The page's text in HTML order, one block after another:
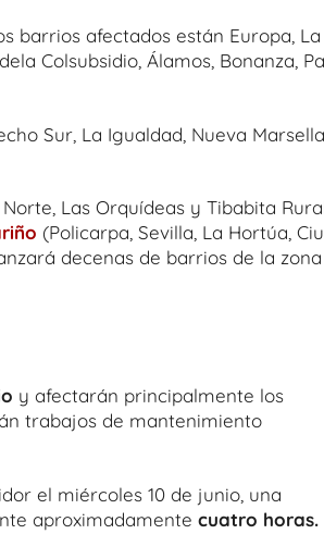
barrios afectados están Europa, La
Colsubsidio, Álamos, Bonanza,
Sur, La Igualdad, Nueva Marsella,
Las Orquídeas y Tibabita
(Policarpa, Sevilla, La Hortúa,
decenas de barrios de la zona
y afectarán principalmente los
trabajos de mantenimiento
el miércoles 10 de junio, una
aproximadamente cuatro horas.